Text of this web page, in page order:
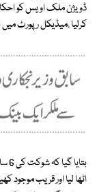
ڈویژن ملک اویس کو
کرلیا ،میڈیکل رپورٹ
اٹھا لیا اور قریب موجود